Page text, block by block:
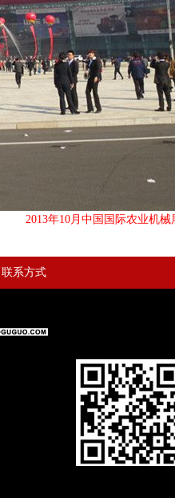
2013年10月中国国际农业机
联系方式